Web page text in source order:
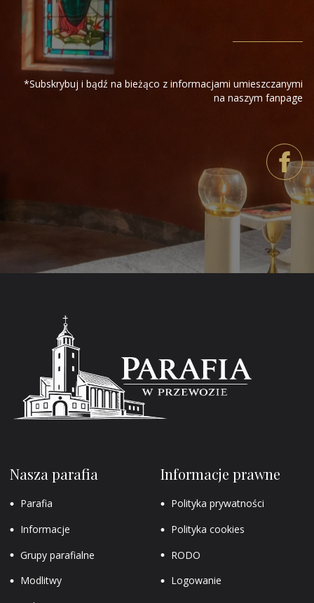
*Subskrybuj i bądź na bieżąco z informacjami umieszczanymi
na naszym fanpage
Nasza parafia
Parafia
Informacje
Grupy parafialne
Modlitwy
Informacje prawne
Polityka prywatności
Polityka cookies
RODO
Logowanie